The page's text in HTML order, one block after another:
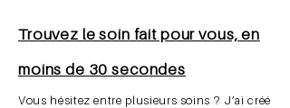
Trouvez le soin fait pour vous, en
moins de 30 secondes
Vous hésitez entre plusieurs soins ? J’ai créé